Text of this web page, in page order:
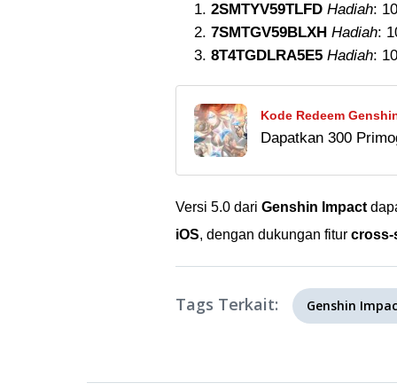
2SMTYV59TLFD Hadiah:
7SMTGV59BLXH Hadiah:
8T4TGDLRA5E5 Hadiah:
Kode Redeem
Klaim Primogem
Dapatkan 300
Versi 5.0 dari Genshin Impact
iOS, dengan dukungan fitur cross-
Tags Terkait: Genshin